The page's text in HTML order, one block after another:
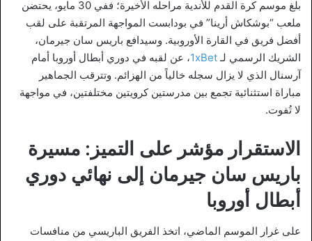
بلغ موسم كرة القدم للأندية مراحله الأخيرة؛ ففي 30 مايو، يحتضن
ملعب “بوشكاش أرينا” في بودابست المواجهة المرتقبة على لقب
أفضل فريق في القارة الأوروبية. وسيدافع باريس سان جيرمان،
الشريك الرسمي لـ 1xBet، عن لقبه في دوري أبطال أوروبا أمام
آرسنال الذي لا يزال سجله خالياً من الهزائم. وتترقب الجماهير
مباراة استثنائية تجمع بين مدرستين كرويتين مختلفتين، في مواجهة
لا تُفوت.
الاستقرار مؤشر على التميز: مسيرة
باريس سان جيرمان إلى نهائي دوري
أبطال أوروبا
على غرار الموسم الماضي، اتخذ الفريق الباريسي من منافسات